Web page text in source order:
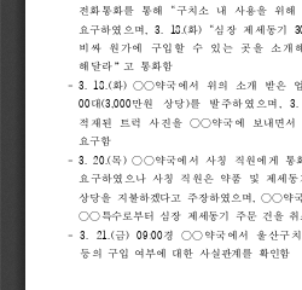
전화 통화를 통해 " 구치소 내 사용을 위해
요구하였으며 3. 18.(화) "심장 제세동기
비싸
원가에 구입할 수 있는 곳을 소개
해달라 ” 고 통화함
- 3 18.(화) ○○약국에서 위의 소개 받은
00대 (3,000만원 상당)를 발주하였으며 3.
적재된 트럭 사진을 ○○약국에 보내면서
요구함
- 3. 20.(목) ○○약국에서 사칭 직원에게 통
요구하였으나 사칭 직원은 약품 및 제세동
상당을 지불하겠다고 주장하였으며 ○○약
○○특수로부터 심장 제세동기 주문 건을 취
- 3. 21.(금) 09:00경 ○○ 약국에서 울산구
등 의 구입 여부에 대한 사실관계를 확인함